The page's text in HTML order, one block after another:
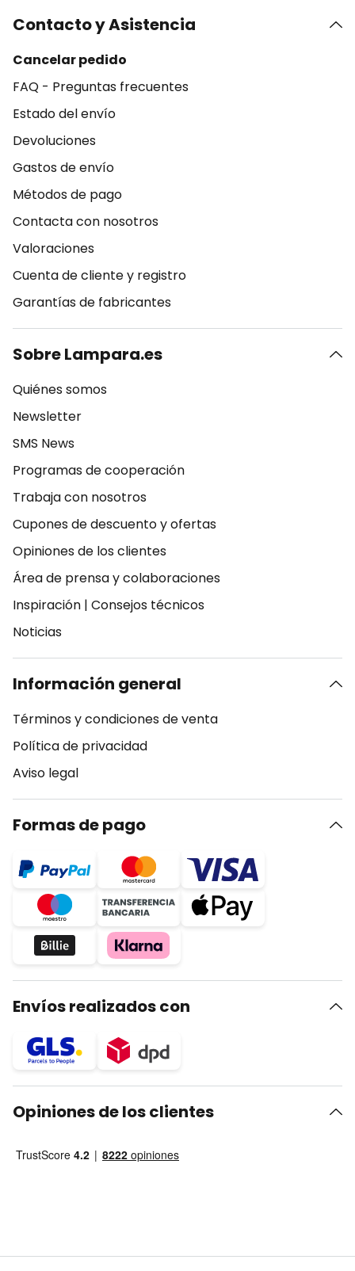
Contacto y Asistencia
Cancelar pedido
FAQ - Preguntas frecuentes
Estado del envío
Devoluciones
Gastos de envío
Métodos de pago
Contacta con nosotros
Valoraciones
Cuenta de cliente y registro
Garantías de fabricantes
Sobre Lampara.es
Quiénes somos
Newsletter
SMS News
Programas de cooperación
Trabaja con nosotros
Cupones de descuento y ofertas
Opiniones de los clientes
Área de prensa y colaboraciones
Inspiración | Consejos técnicos
Noticias
Información general
Términos y condiciones de venta
Política de privacidad
Aviso legal
Formas de pago
Envíos realizados con
Opiniones de los clientes